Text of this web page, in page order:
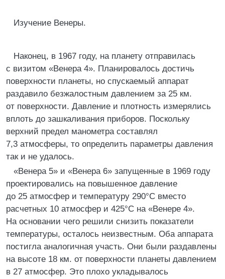
Изучение Венеры.
Наконец, в 1967 году, на планету отправилась
с визитом «Венера 4». Планировалось достичь
поверхности планеты, но спускаемый аппарат
раздавило безжалостным давлением за 25 км.
от поверхности. Давление и плотность измерялись
вплоть до зашкаливания приборов. Поскольку
верхний предел манометра составлял
7,3 атмосферы, то определить параметры давления
так и не удалось.
«Венера 5» и «Венера 6» запущенные в 1969 году
проектировались на повышенное давление
до 25 атмосфер и температуру 290°С вместо
расчетных 10 атмосфер и 425°С на «Венере 4».
На основании чего решили снизить показатели
температуры, осталось неизвестным. Оба аппарата
постигла аналогичная участь. Они были раздавлены
на высоте 18 км. от поверхности планеты давлением
в 27 атмосфер. Это плохо укладывалось